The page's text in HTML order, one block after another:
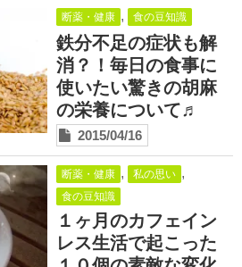
断薬・健康 , 食の豆知識
鉄分不足の症状も解
消？！毎日の食事に
使いたい驚きの胡麻
の栄養について♬
2015/04/16
断薬・健康 , 私の思い ,
食の豆知識
１ヶ月のカフェイン
レス生活で起こった